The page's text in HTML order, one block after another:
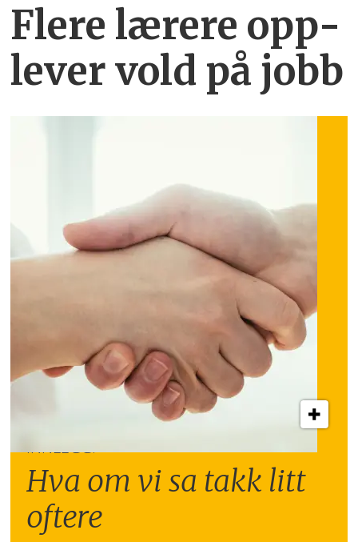
Flere lærere opp­
lever vold på jobb
INNLEGG:
Hva om vi sa takk litt
oftere